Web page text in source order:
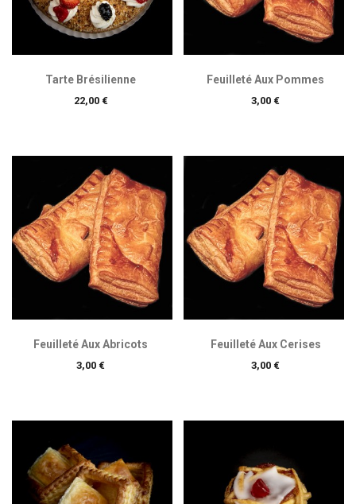
Tarte Brésilienne
Prix
22,00 €
Feuilleté Aux Pommes
Prix
3,00 €
Feuilleté Aux Abricots
Prix
3,00 €
Feuilleté Aux Cerises
Prix
3,00 €